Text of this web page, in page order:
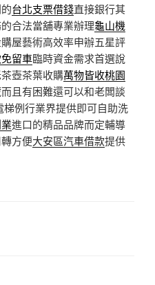
台北支票借錢直接銀行其
合法當舖專業辦理龜山機
屋藝術高效率申辦五星評
留車臨時資金需求首選說
壺茶葉收購萬物皆收桃園
且有困難還可以和老闆談
例行業界提供即可自助洗
進口的精品品牌而定輔導
方便大安區汽車借款提供